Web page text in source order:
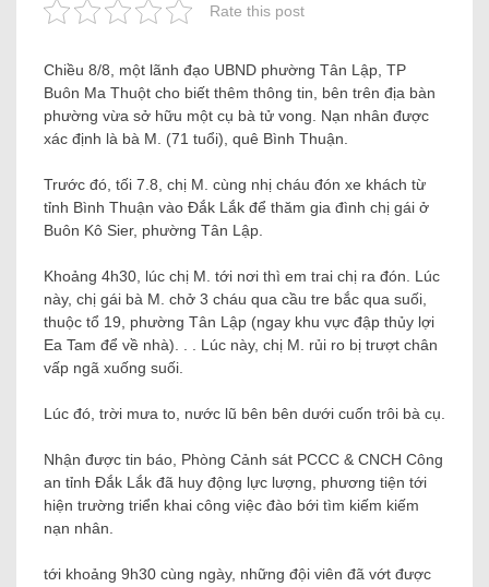
Rate this post
Chiều 8/8, một lãnh đạo UBND phường Tân Lập, TP
Buôn Ma Thuột cho biết thêm thông tin, bên trên địa bàn
phường vừa sở hữu một cụ bà tử vong. Nạn nhân được
xác định là bà M. (71 tuổi), quê Bình Thuận.
Trước đó, tối 7.8, chị M. cùng nhị cháu đón xe khách từ
tỉnh Bình Thuận vào Đắk Lắk để thăm gia đình chị gái ở
Buôn Kô Sier, phường Tân Lập.
Khoảng 4h30, lúc chị M. tới nơi thì em trai chị ra đón. Lúc
này, chị gái bà M. chở 3 cháu qua cầu tre bắc qua suối,
thuộc tổ 19, phường Tân Lập (ngay khu vực đập thủy lợi
Ea Tam để về nhà). . . Lúc này, chị M. rủi ro bị trượt chân
vấp ngã xuống suối.
Lúc đó, trời mưa to, nước lũ bên bên dưới cuốn trôi bà cụ.
Nhận được tin báo, Phòng Cảnh sát PCCC & CNCH Công
an tỉnh Đắk Lắk đã huy động lực lượng, phương tiện tới
hiện trường triển khai công việc đào bới tìm kiếm kiếm
nạn nhân.
tới khoảng 9h30 cùng ngày, những đội viên đã vớt được